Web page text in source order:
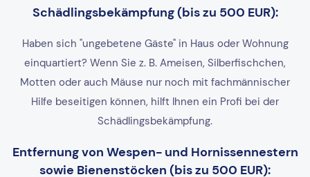
Schädlingsbekämpfung (bis zu 500 EUR):
Haben sich "ungebetene Gäste" in Haus oder Wohnung
einquartiert? Wenn Sie z. B. Ameisen, Silberfischchen,
Motten oder auch Mäuse nur noch mit fachmännischer
Hilfe beseitigen können, hilft Ihnen ein Profi bei der
Schädlingsbekämpfung.
Entfernung von Wespen- und Hornissennestern
sowie Bienenstöcken (bis zu 500 EUR):